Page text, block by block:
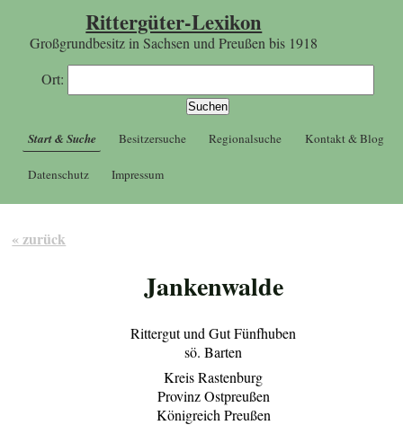
Rittergüter-Lexikon
Großgrundbesitz in Sachsen und Preußen bis 1918
Ort:
Start & Suche Besitzersuche Regionalsuche Kontakt & Blog
Datenschutz Impressum
« zurück
Jankenwalde
Rittergut und Gut Fünfhuben
sö. Barten
Kreis Rastenburg
Provinz Ostpreußen
Königreich Preußen